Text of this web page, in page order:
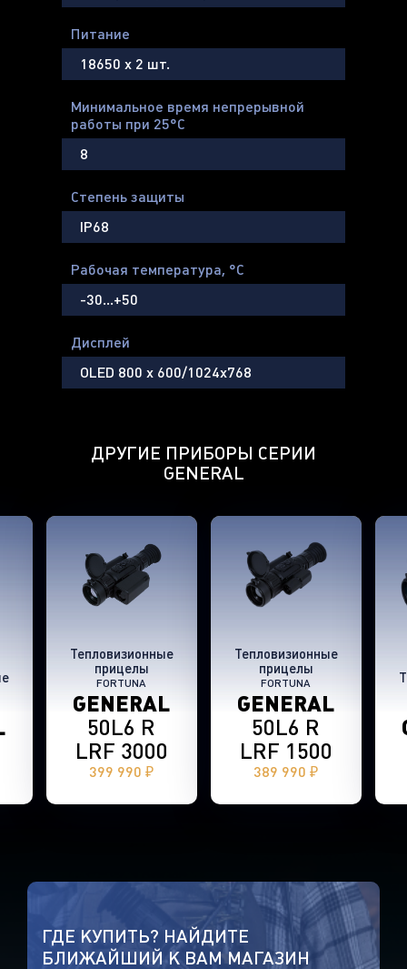
Питание
18650 х 2 шт.
Минимальное время непрерывной
работы при 25°С
8
Степень защиты
IP68
Рабочая температура, °С
-30…+50
Дисплей
OLED 800 х 600/1024x768
ДРУГИЕ ПРИБОРЫ СЕРИИ
GENERAL
Тепловизионные
прицелы
FORTUNA
GENERAL
50L6 R
LRF 3000
399 990 ₽
Тепловизионные
прицелы
FORTUNA
GENERAL
50L6 R
LRF 1500
389 990 ₽
ГДЕ КУПИТЬ? НАЙДИТЕ
БЛИЖАЙШИЙ К ВАМ МАГАЗИН